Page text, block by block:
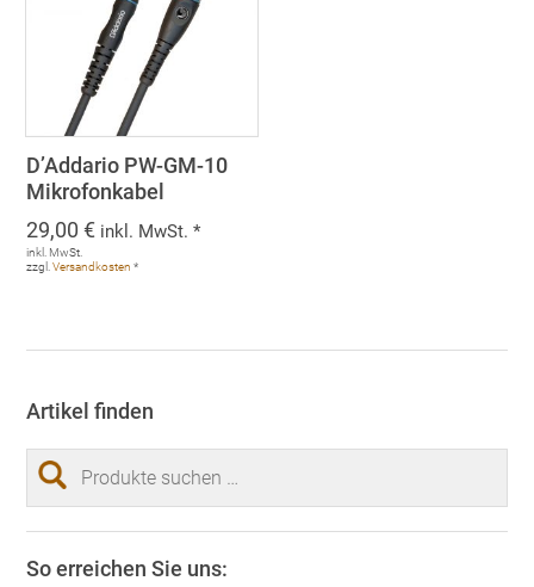
D’Addario PW-GM-10
Mikrofonkabel
29,00€ inkl. MwSt. *
inkl. MwSt.
zzgl.Versandkosten *
Artikel finden
Suchen
nach:
So erreichen Sie uns: